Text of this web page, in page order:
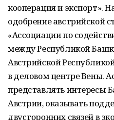
кооперация и экспорт».
одобрение австрийской
«Ассоциации по
между Республикой
Австрийской
в деловом центре Вены.
представлять интересы
Австрии, оказывать
двусторонних связей в